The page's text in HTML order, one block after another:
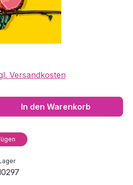
Versandkosten
In den Warenkorb